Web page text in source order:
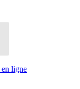
en ligne